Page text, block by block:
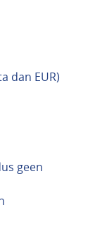
dan EUR)
geen